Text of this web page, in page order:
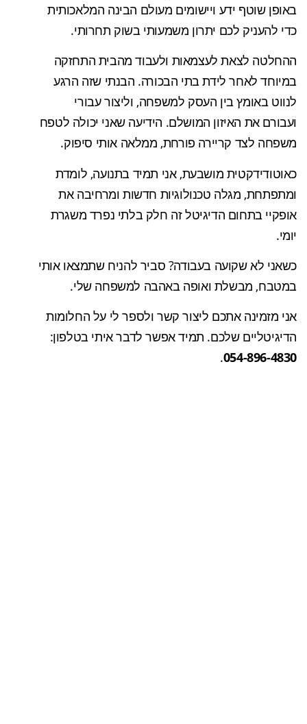
באופן שוטף ידע ויישומים מעולם הבינה המלאכותית
כדי להעניק לכם יתרון משמעותי בשוק תחרותי.
ההחלטה לצאת לעצמאות ולעבוד מהבית התחזקה
במיוחד לאחר לידת בתי הבכורה. הבנתי שזה הרגע
לנווט באומץ בין העסק למשפחה, וליצור עבורי
ועבורם את האיזון המושלם. הידיעה שאני יכולה לטפח
משפחה לצד קריירה פורחת, ממלאה אותי סיפוק.
כאוטודידקטית מושבעת, אני תמיד בתנועה, לומדת
ומתפתחת, מגלה טכנולוגיות חדשות ומרחיבה את
אופקיי בתחום הדיגיטל זה חלק בלתי נפרד משגרת
יומי.
כשאני לא שקועה בעבודה? סביר להניח שתמצאו אותי
במטבח, מבשלת ואופה באהבה למשפחה שלי.
אני מזמינה אתכם ליצור קשר ולספר לי על החלומות
הדיגיטליים שלכם. תמיד אפשר לדבר איתי בטלפון:
054-896-4830
.